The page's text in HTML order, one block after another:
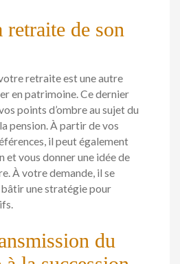
retraite de son
retraite est une autre
en patrimoine. Ce dernier
points d’ombre au sujet du
pension. À partir de vos
il peut également
et vous donner une idée de
À votre demande, il se
une stratégie pour
du